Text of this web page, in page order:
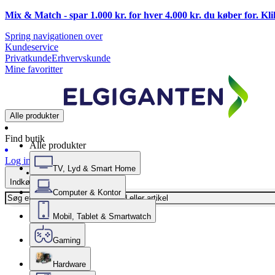
Mix & Match - spar 1.000 kr. for hver 4.000 kr. du køber for.
Spring navigationen over
Kundeservice
PrivatkundeErhvervskunde
Mine favoritter
Alle produkter
Find butik
Log ind
Indkøbskurv
Alle produkter
TV, Lyd & Smart Home
Computer & Kontor
Mobil, Tablet & Smartwatch
Gaming
Hardware